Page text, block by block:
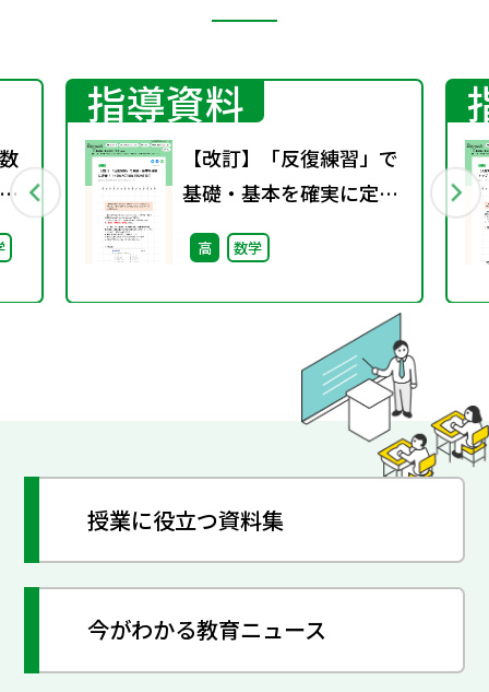
指導資料
【改訂】「反復練習」で
基礎・基本を確実に定
着！（NEW ACTION
FRONTIER）
高 数学
授業に役立つ資料集
今がわかる教育ニュース